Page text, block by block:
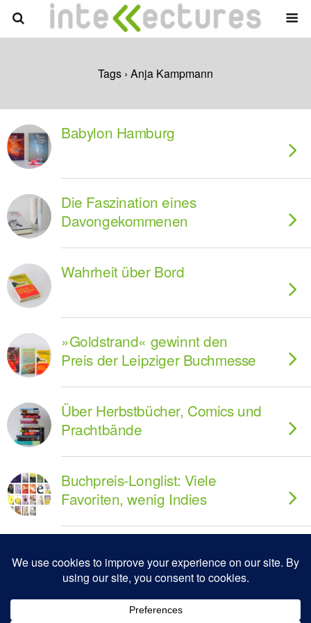
Tags › Anja Kampmann
Babylon Hamburg
Die Faszination eines
Davongekommenen
Wahrheit über Bord
»Goldstrand« gewinnt den
Preis der Leipziger Buchmesse
Über Herbstbücher, Comics und
Prachtbände
Buchpreis-Longlist: Viele
Favoriten, wenig Indies
Zum Seitenanfang
Mobil Desktop